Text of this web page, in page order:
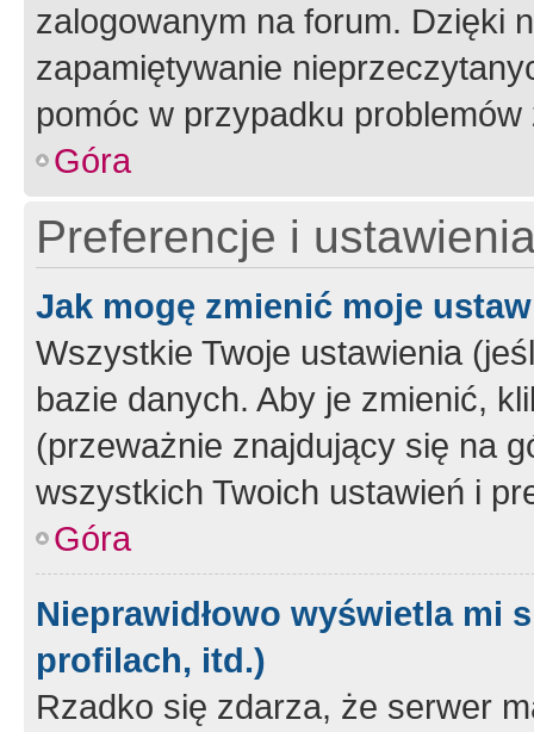
zalogowanym na forum. Dzięki
zapamiętywanie
pomóc w przypadku
Góra
Preferencje i
Jak mogę zmienić moje
Wszystkie Twoje ustawienia
bazie danych. Aby je zmienić,
(przeważnie znajdujący się na
wszystkich Twoich ustawień i
Góra
Nieprawidłowo wyświetla mi
profilach, itd.)
Rzadko się zdarza, że serwer